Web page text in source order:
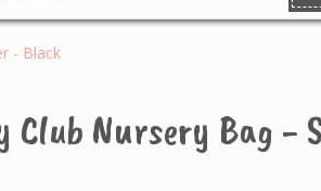
- Black
Club Nursery Bag -